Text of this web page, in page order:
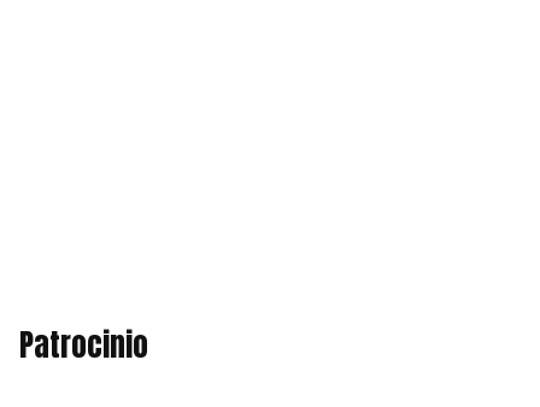
Patrocinio